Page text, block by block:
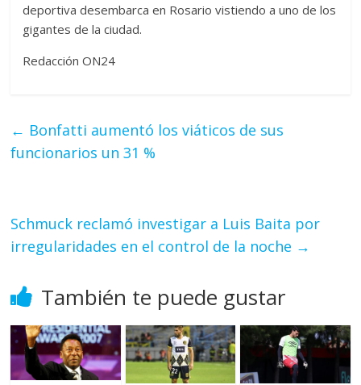
deportiva desembarca en Rosario vistiendo a uno de los
gigantes de la ciudad.
Redacción ON24
← Bonfatti aumentó los viáticos de sus
funcionarios un 31 %
Schmuck reclamó investigar a Luis Baita por
irregularidades en el control de la noche →
También te puede gustar